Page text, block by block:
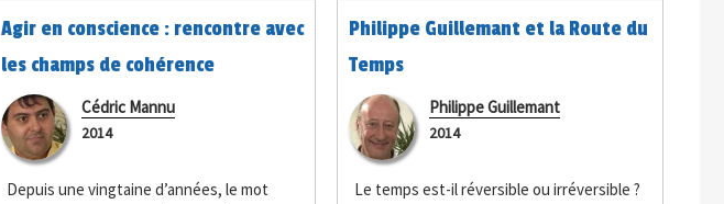
Agir en conscience : rencontre avec
les champs de cohérence
Cédric Mannu
2014
Depuis une vingtaine d’années, le mot
Philippe Guillemant et la Route du
Temps
Philippe Guillemant
2014
Le temps est-il réversible ou irréversible ?